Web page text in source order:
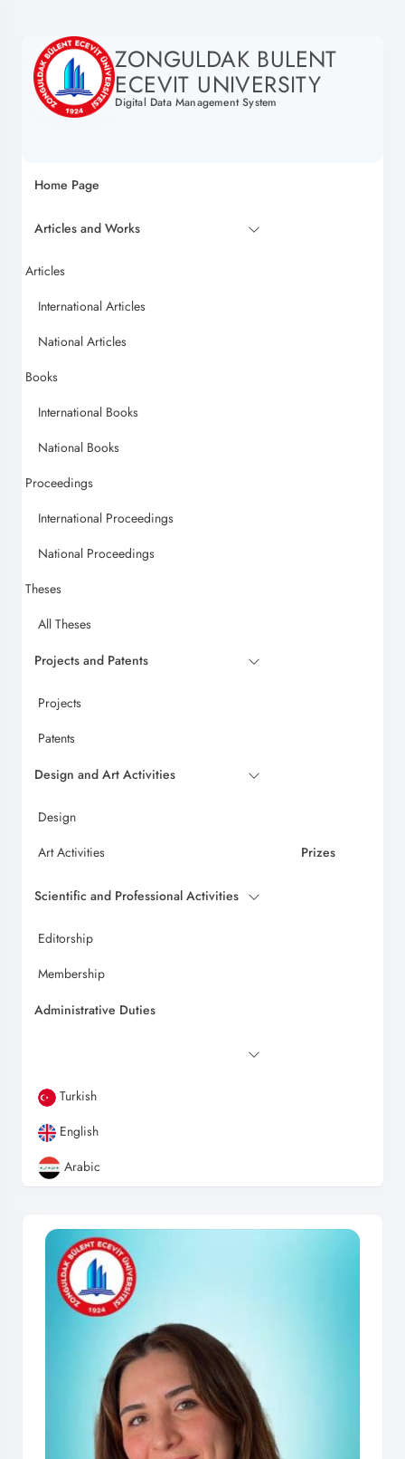
ZONGULDAK BULENT
ECEVIT UNIVERSITY
Digital Data Management System
Home Page
Articles and Works
Articles
International Articles
National Articles
Books
International Books
National Books
Proceedings
International Proceedings
National Proceedings
Theses
All Theses
Projects and Patents
Projects
Patents
Design and Art Activities
Design
Art Activities
Prizes
Scientific and Professional Activities
Editorship
Membership
Administrative Duties
Turkish
English
Arabic